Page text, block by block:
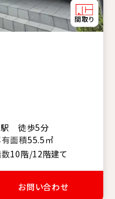
駅 徒歩5分
面積55.5㎡
10階/12階建て
お問い合わせ